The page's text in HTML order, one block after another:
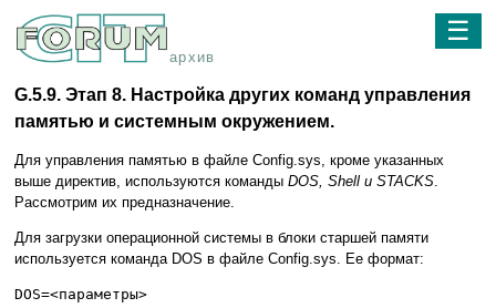
архив
☰
G.5.9. Этап 8. Настройка других команд управления
памятью и системным окружением.
Для управления памятью в файле Config.sys, кроме указанных
выше директив, используются команды DOS, Shell и STACKS.
Рассмотрим их предназначение.
Для загрузки операционной системы в блоки старшей памяти
используется команда DOS в файле Config.sys. Ее формат:
DOS=<параметры>